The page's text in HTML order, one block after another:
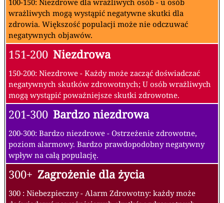
wrażliwych mogą wystąpić negatywne skutki dla
zdrowia. Większość populacji może nie odczuwać
negatywnych objawów.
151-200 Niezdrowa
150-200: Niezdrowe - Każdy może zacząć doświadczać
negatywnych skutków zdrowotnych; U osób wrażliwych
mogą wystąpić poważniejsze skutki zdrowotne.
201-300 Bardzo niezdrowa
200-300: Bardzo niezdrowe - Ostrzeżenie zdrowotne,
poziom alarmowy. Bardzo prawdopodobny negatywny
wpływ na całą populację.
300+ Zagrożenie dla życia
300 : Niebezpieczny - Alarm Zdrowotny: każdy może